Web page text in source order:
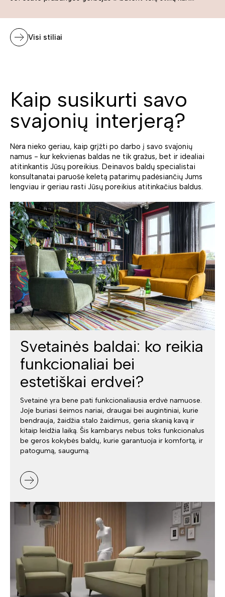
Visi stiliai
Kaip susikurti savo
svajonių interjerą?
Nėra nieko geriau, kaip grįžti po darbo į savo svajonių
namus - kur kekvienas baldas ne tik gražus, bet ir idealiai
atitinkantis Jūsų poreikius. Deinavos baldų specialistai
konsultanatai paruošė keletą patarimų padėsiančių Jums
lengviau ir geriau rasti Jūsų poreikius atitinkačius baldus.
Svetainės baldai: ko reikia
funkcionaliai bei
estetiškai erdvei?
Svetainė yra bene pati funkcionaliausia erdvė namuose.
Joje buriasi šeimos nariai, draugai bei augintiniai, kurie
bendrauja, žaidžia stalo žaidimus, geria skanią kavą ir
kitaip leidžia laiką. Šis kambarys nebus toks funkcionalus
be geros kokybės baldų, kurie garantuoja ir komfortą, ir
patogumą, saugumą.